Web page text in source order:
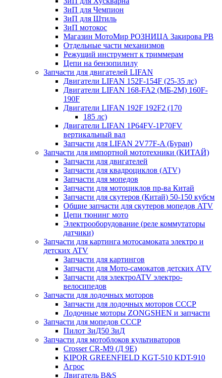
ЗиП для Чемпион
ЗиП для Штиль
ЗиП мотокос
Магазин МотоМир РОЗНИЦА Закирова РВ
Отдельные части механизмов
Режущий инструмент к триммерам
Цепи на бензопилилу
Запчасти для двигателей LIFAN
Двигатели LIFAN 152F-154F (25-35 лс)
Двигатели LIFAN 168-FA2 (МБ-2М) 160F-
190F
Двигатели LIFAN 192F 192F2 (170
185 лс)
Двигатели LIFAN 1Р64FV-1Р70FV
вертикальный вал
Запчасти для LIFAN 2V77F-A (Буран)
Запчасти для импортной мототехники (КИТАЙ)
Запчасти для двигателей
Запчасти для квадроциклов (ATV)
Запчасти для мопедов
Запчасти для мотоциклов пр-ва Китай
Запчасти для скутеров (Китай) 50-150 кубсм
Общие запчасти для скутеров мопедов ATV
Цепи тюнинг мото
Электрооборудование (реле коммутаторы
датчики)
Запчасти для картинга мотосамоката электро и
детских ATV
Запчасти для картингов
Запчасти для Мото-самокатов детских ATV
Запчасти для электроATV электро-
велосипедов
Запчасти для лодочных моторов
Запчасти для лодочных моторов СССР
Лодочные моторы ZONGSHEN и запчасти
Запчасти для мопедов СССР
Пилот ЗиД50 ЗиД
Запчасти для мотоблоков культиваторов
Crosser CR-M9 (Д 9Е)
KIPOR GREENFIELD KGT-510 KDT-910
Агрос
Двигатель B&S